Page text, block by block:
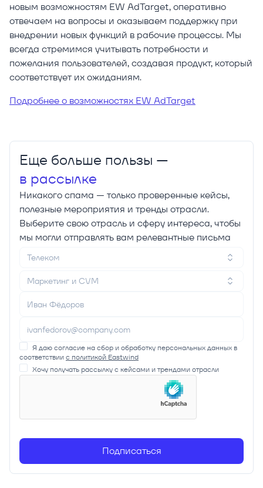
новым возможностям EW AdTarget, оперативно
отвечаем на вопросы и оказываем поддержку при
внедрении новых функций в рабочие процессы. Мы
всегда стремимся учитывать потребности и
пожелания пользователей, создавая продукт, который
соответствует их ожиданиям.
Подробнее о возможностях EW AdTarget
Еще больше пользы —
в рассылке
Никакого спама — только проверенные кейсы,
полезные мероприятия и тренды отрасли.
Выберите свою отрасль и сферу интереса, чтобы
мы могли отправлять вам релевантные письма
Телеком
Маркетинг и CVM
Я даю согласие на сбор и обработку персональных данных в
соответствии с политикой Eastwind
Хочу получать рассылку с кейсами и трендами отрасли